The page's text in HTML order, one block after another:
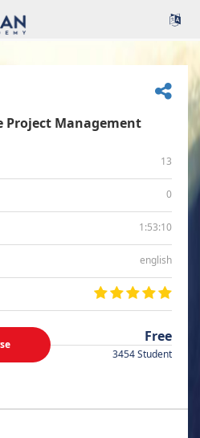
Management
13
0
1:53:10
english
Free
3454 Student